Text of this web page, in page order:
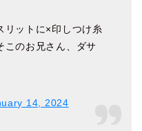
リットに×印しつけ糸
このお兄さん、ダサ
14, 2024